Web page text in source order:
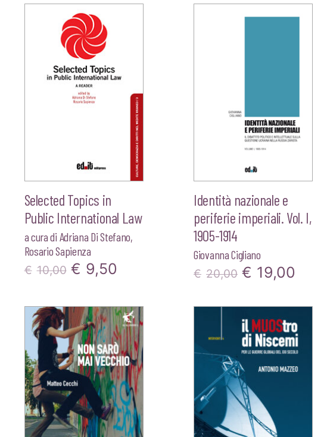
originale
era:
€14,00.
originale
Selected Topics in
Public International Law
a cura di Adriana Di Stefano,
Rosario Sapienza
€ 10,00 Il
originale
era:
€10,00.
€ 9,50
attuale
è:
€9,50.
Identità nazionale e
periferie imperiali. Vol. I,
1905-1914
Giovanna Cigliano
€ 20,00 Il
originale
era:
€20,00.
€ 19,00
è: